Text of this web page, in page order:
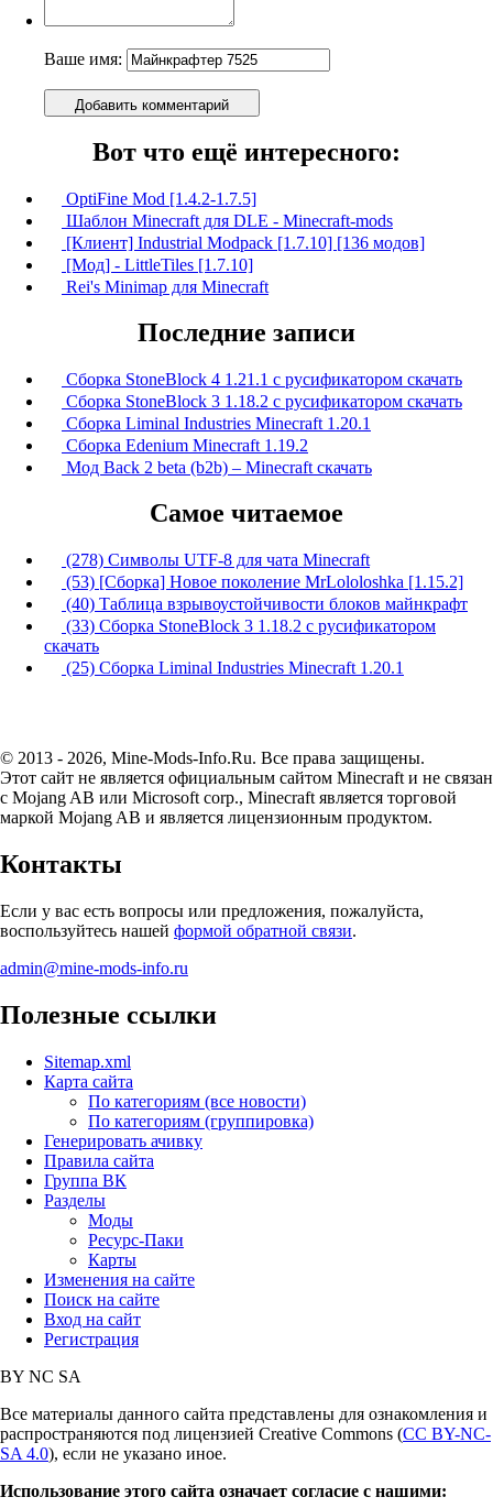
Ваше имя:
Добавить комментарий
Вот что ещё интересного:
OptiFine Mod [1.4.2-1.7.5]
Шаблон Minecraft для DLE - Minecraft-mods
[Клиент] Industrial Modpack [1.7.10] [136 модов]
[Мод] - LittleTiles [1.7.10]
Rei's Minimap для Minecraft
Последние записи
Сборка StoneBlock 4 1.21.1 с русификатором скачать
Сборка StoneBlock 3 1.18.2 с русификатором скачать
Сборка Liminal Industries Minecraft 1.20.1
Сборка Edenium Minecraft 1.19.2
Мод Back 2 beta (b2b) – Minecraft скачать
Самое читаемое
(278) Символы UTF-8 для чата Minecraft
(53) [Сборка] Новое поколение MrLololoshka [1.15.2]
(40) Таблица взрывоустойчивости блоков майнкрафт
(33) Сборка StoneBlock 3 1.18.2 с русификатором
скачать
(25) Сборка Liminal Industries Minecraft 1.20.1
© 2013 - 2026, Mine-Mods-Info.Ru. Все права защищены.
Этот сайт не является официальным сайтом Minecraft и не связан
с Mojang AB или Microsoft corp., Minecraft является торговой
маркой Mojang AB и является лицензионным продуктом.
Контакты
Если у вас есть вопросы или предложения, пожалуйста,
воспользуйтесь нашей формой обратной связи.
admin@mine-mods-info.ru
Полезные ссылки
Sitemap.xml
Карта сайта
По категориям (все новости)
По категориям (группировка)
Генерировать ачивку
Правила сайта
Группа ВК
Разделы
Моды
Ресурс-Паки
Карты
Изменения на сайте
Поиск на сайте
Вход на сайт
Регистрация
BY NC SA
Все материалы данного сайта представлены для ознакомления и
распространяются под лицензией Creative Commons (CC BY-NC-
SA 4.0), если не указано иное.
Использование этого сайта означает согласие с нашими: